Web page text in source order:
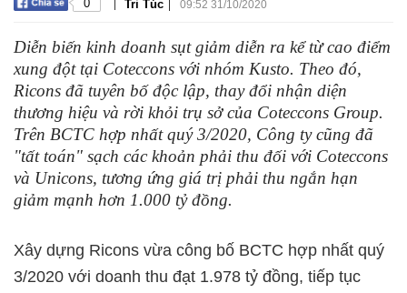
0 Tri Túc | 09:52 31/10/2020
Diễn biến kinh doanh sụt giảm diễn ra kể từ cao điểm
xung đột tại Coteccons với nhóm Kusto. Theo đó,
Ricons đã tuyên bố độc lập, thay đổi nhận diện
thương hiệu và rời khỏi trụ sở của Coteccons Group.
Trên BCTC hợp nhất quý 3/2020, Công ty cũng đã
"tất toán" sạch các khoản phải thu đối với Coteccons
và Unicons, tương ứng giá trị phải thu ngắn hạn
giảm mạnh hơn 1.000 tỷ đồng.
Xây dựng Ricons vừa công bố BCTC hợp nhất quý
3/2020 với doanh thu đạt 1.978 tỷ đồng, tiếp tục